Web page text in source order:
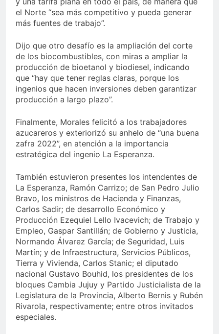
el Norte “sea más competitivo y pueda generar
más fuentes de trabajo”.
Dijo que otro desafío es la ampliación del corte
de los biocombustibles, con miras a ampliar la
producción de bioetanol y biodiesel, indicando
que “hay que tener reglas claras, porque los
ingenios que hacen inversiones deben garantizar
producción a largo plazo”.
Finalmente, Morales felicitó a los trabajadores
azucareros y exteriorizó su anhelo de “una buena
zafra 2022”, en atención a la importancia
estratégica del ingenio La Esperanza.
También estuvieron presentes los intendentes de
La Esperanza, Ramón Carrizo; de San Pedro Julio
Bravo, los ministros de Hacienda y Finanzas,
Carlos Sadir; de desarrollo Económico y
Producción Ezequiel Lello Ivacevich; de Trabajo y
Empleo, Gaspar Santillán; de Gobierno y Justicia,
Normando Álvarez García; de Seguridad, Luis
Martín; y de Infraestructura, Servicios Públicos,
Tierra y Vivienda, Carlos Stanic; el diputado
nacional Gustavo Bouhid, los presidentes de los
bloques Cambia Jujuy y Partido Justicialista de la
Legislatura de la Provincia, Alberto Bernis y Rubén
Rivarola, respectivamente; entre otros invitados
especiales.